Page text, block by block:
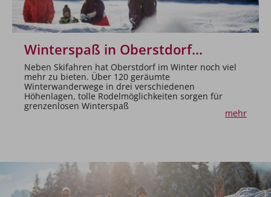
Winterspaß in Oberstdorf...
Neben Skifahren hat Oberstdorf im Winter noch viel
mehr zu bieten. Über 120 geräumte
Winterwanderwege in drei verschiedenen
Höhenlagen, tolle Rodelmöglichkeiten sorgen für
grenzenlosen Winterspaß
mehr